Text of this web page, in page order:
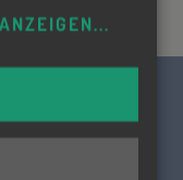
...